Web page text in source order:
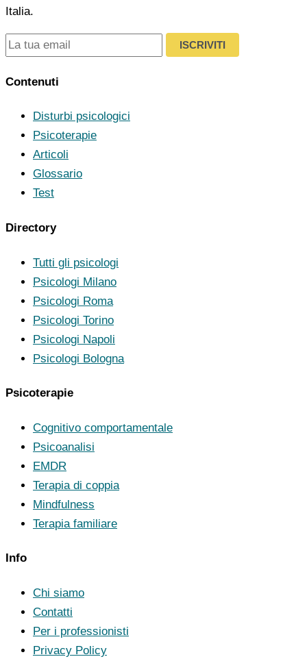
Italia.
ISCRIVITI
Contenuti
Disturbi psicologici
Psicoterapie
Articoli
Glossario
Test
Directory
Tutti gli psicologi
Psicologi Milano
Psicologi Roma
Psicologi Torino
Psicologi Napoli
Psicologi Bologna
Psicoterapie
Cognitivo comportamentale
Psicoanalisi
EMDR
Terapia di coppia
Mindfulness
Terapia familiare
Info
Chi siamo
Contatti
Per i professionisti
Privacy Policy